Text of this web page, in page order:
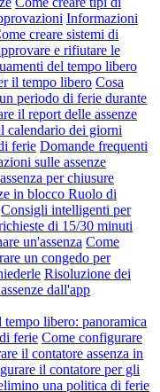
Informazioni
creare sistemi di
e rifiutare le
del tempo libero
il tempo libero Cosa
periodo di ferie durante
il report delle assenze
calendario dei giorni
ferie Domande frequenti
sulle assenze
per chiusure
in blocco Ruolo di
Consigli intelligenti per
di 15/30 minuti
un'assenza Come
un congedo per
Risoluzione dei
dall'app
libero: panoramica
ferie Come configurare
il contatore assenza in
il contatore per gli
una politica di ferie